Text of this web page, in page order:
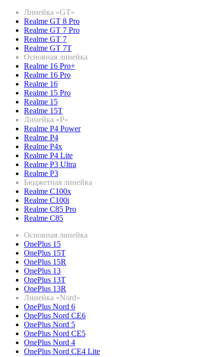
Линейка «GT»
Realme GT 8 Pro
Realme GT 7 Pro
Realme GT 7
Realme GT 7T
Основная линейка
Realme 16 Pro+
Realme 16 Pro
Realme 16
Realme 15 Pro
Realme 15
Realme 15T
Линейка «P»
Realme P4 Power
Realme P4
Realme P4x
Realme P4 Lite
Realme P3 Ultra
Realme P3
Бюджетная линейка
Realme C100x
Realme C100i
Realme C85 Pro
Realme C85
Основная линейка
OnePlus 15
OnePlus 15T
OnePlus 15R
OnePlus 13
OnePlus 13T
OnePlus 13R
Линейка «Nord»
OnePlus Nord 6
OnePlus Nord CE6
OnePlus Nord 5
OnePlus Nord CE5
OnePlus Nord 4
OnePlus Nord CE4 Lite